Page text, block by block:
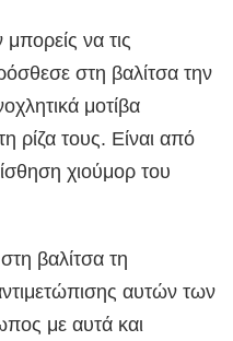
να τις
στη βαλίτσα την
μοτίβα
ρίζα τους. Είναι από
χιούμορ του
βαλίτσα τη
αυτών των
με αυτά και